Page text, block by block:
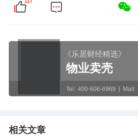
《乐居财经精选》
物业卖壳
Tel: 400-606-6969 Mail:
相关文章